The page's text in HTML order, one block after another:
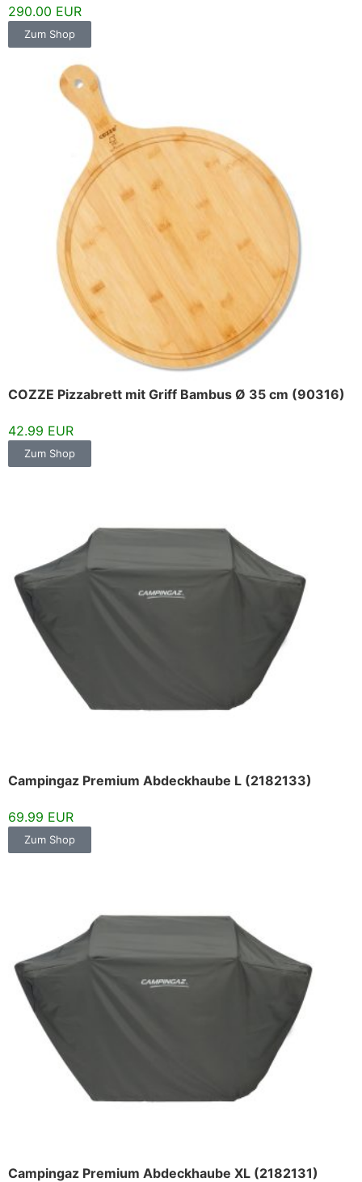
290.00 EUR
Zum Shop
COZZE Pizzabrett mit Griff Bambus Ø 35 cm (90316)
42.99 EUR
Zum Shop
Campingaz Premium Abdeckhaube L (2182133)
69.99 EUR
Zum Shop
Campingaz Premium Abdeckhaube XL (2182131)